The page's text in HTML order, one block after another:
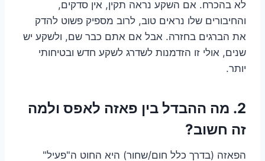
לא בהכרח. אם השקע נראה תקין, אין סדקים,
והחיבורים שלו נראים טוב, לרוב מספיק פשוט להדק
את הברגים בחזרה. אבל אם אתם כבר שם, ולשקע יש
שנים, אולי זו הזדמנות לשדרג לשקע חדש ובטיחותי
יותר.
2. מה ההבדל בין פאזה לאפס ולמה
זה חשוב?
הפאזה (בדרך כלל חום/שחור) היא החוט ה"פעיל"